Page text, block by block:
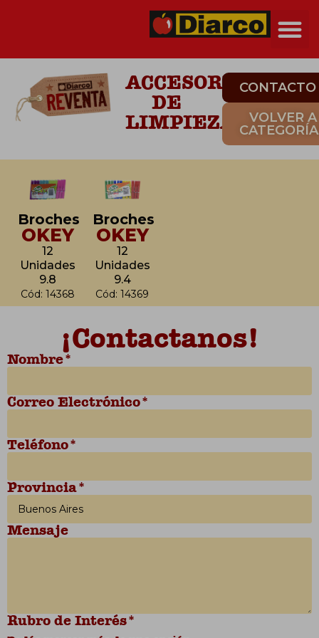
ACCESORIOS
DE
LIMPIEZA
CONTACTO
VOLVER A
Broches
OKEY
12
Unidades
9.8
Cód: 14368
Broches
OKEY
12
Unidades
9.4
Cód: 14369
¡Contactanos!
Nombre*
Correo Electrónico*
Teléfono*
Provincia*
Mensaje
Rubro de Interés*